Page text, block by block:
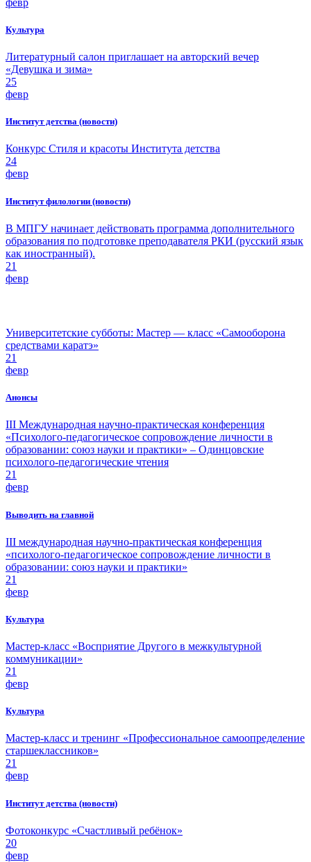
Культура
Литературный салон приглашает на авторский вечер
«Девушка и зима»
25
февр
Институт детства (новости)
Конкурс Стиля и красоты Института детства
24
февр
Институт филологии (новости)
В МПГУ начинает действовать программа дополнительного
образования по подготовке преподавателя РКИ (русский язык
как иностранный).
21
февр
Университетские субботы: Мастер — класс «Самооборона
средствами каратэ»
21
февр
Анонсы
III Международная научно-практическая конференция
«Психолого-педагогическое сопровождение личности в
образовании: союз науки и практики» – Одинцовские
психолого-педагогические чтения
21
февр
Выводить на главной
III международная научно-практическая конференция
«психолого-педагогическое сопровождение личности в
образовании: союз науки и практики»
21
февр
Культура
Мастер-класс «Восприятие Другого в межкультурной
коммуникации»
21
февр
Культура
Мастер-класс и тренинг «Профессиональное самоопределение
старшеклассников»
21
февр
Институт детства (новости)
Фотоконкурс «Счастливый ребёнок»
20
февр